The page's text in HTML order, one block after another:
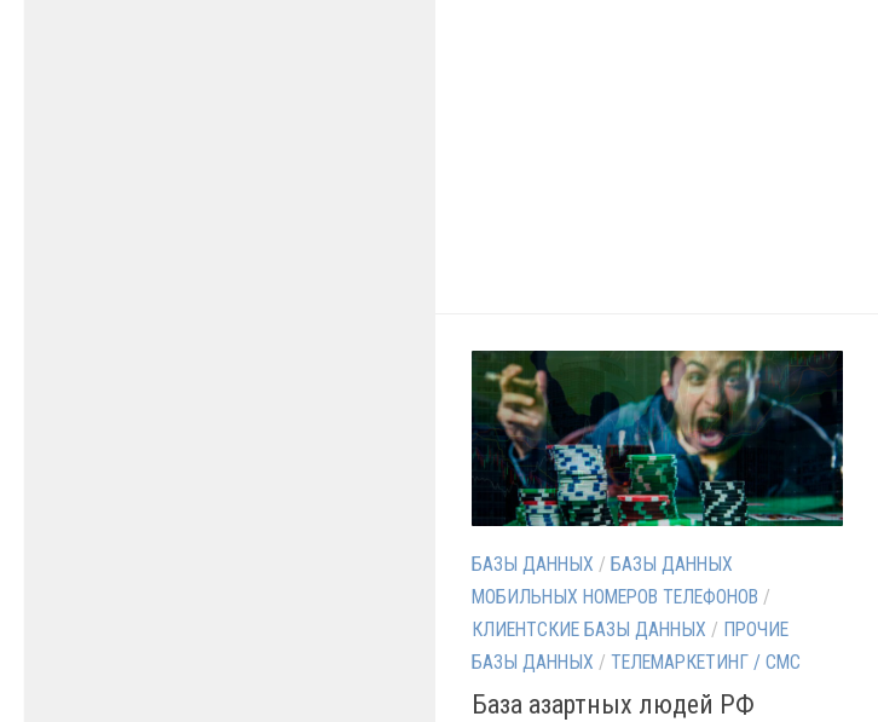
БАЗЫ ДАННЫХ / БАЗЫ ДАННЫХ
МОБИЛЬНЫХ НОМЕРОВ ТЕЛЕФОНОВ /
КЛИЕНТСКИЕ БАЗЫ ДАННЫХ / ПРОЧИЕ
БАЗЫ ДАННЫХ / ТЕЛЕМАРКЕТИНГ / СМС
База азартных людей РФ